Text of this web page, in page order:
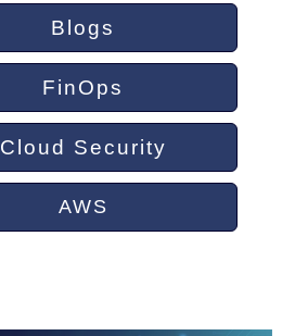
Blogs
FinOps
Cloud Security
AWS